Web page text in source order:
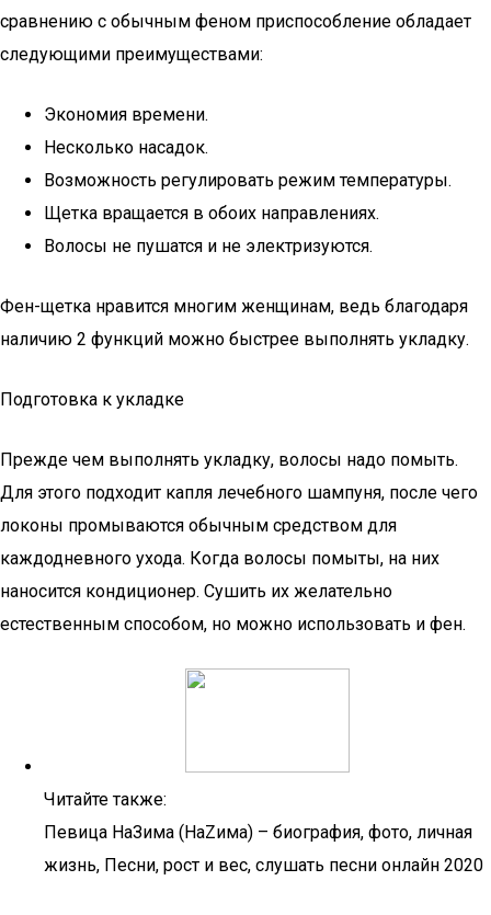
сравнению с обычным феном приспособление обладает
следующими преимуществами:
Экономия времени.
Несколько насадок.
Возможность регулировать режим температуры.
Щетка вращается в обоих направлениях.
Волосы не пушатся и не электризуются.
Фен-щетка нравится многим женщинам, ведь благодаря
наличию 2 функций можно быстрее выполнять укладку.
Подготовка к укладке
Прежде чем выполнять укладку, волосы надо помыть.
Для этого подходит капля лечебного шампуня, после чего
локоны промываются обычным средством для
каждодневного ухода. Когда волосы помыты, на них
наносится кондиционер. Сушить их желательно
естественным способом, но можно использовать и фен.
Читайте также:
Певица НаЗима (НаZима) – биография, фото, личная
жизнь, Песни, рост и вес, слушать песни онлайн 2020